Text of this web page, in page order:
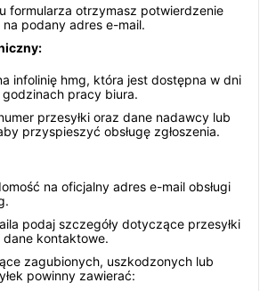
formularza otrzymasz potwierdzenie
na podany adres e-mail.
infolinię hmg, która jest dostępna w dni
pracy biura.
przesyłki oraz dane nadawcy lub
przyspieszyć obsługę zgłoszenia.
na oficjalny adres e-mail obsługi
podaj szczegóły dotyczące przesyłki
dane kontaktowe.
zagubionych, uszkodzonych lub
powinny zawierać: